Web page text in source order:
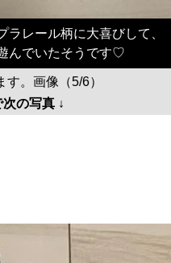
レール柄に大喜びして、
んでいたそうです♡
す。画像（5/6）
の写真 ↓